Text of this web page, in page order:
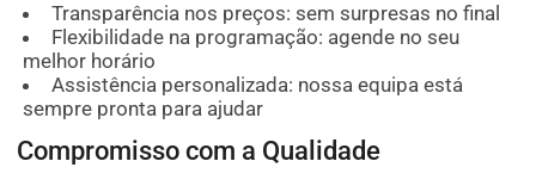
Transparência nos preços: sem surpresas no final
Flexibilidade na programação: agende no seu
melhor horário
Assistência personalizada: nossa equipa está
sempre pronta para ajudar
Compromisso com a Qualidade